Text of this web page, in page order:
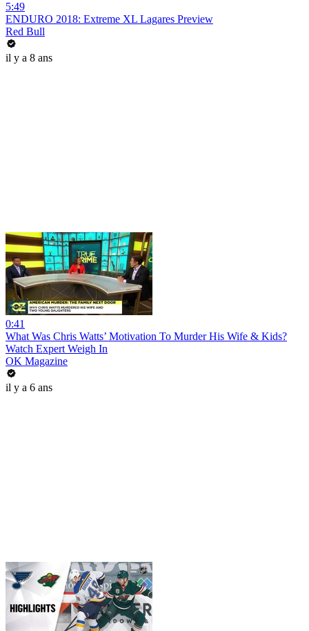
5:49
ENDURO 2018: Extreme XL Lagares Preview
Red Bull
il y a 8 ans
0:41
What Was Chris Watts’ Motivation To Murder His Wife & Kids?
Watch Expert Weigh In
OK Magazine
il y a 6 ans